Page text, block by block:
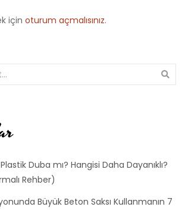
için oturum açmalısınız.
Duba mı? Hangisi Daha Dayanıklı?
Rehber)
Büyük Beton Saksı Kullanmanın 7